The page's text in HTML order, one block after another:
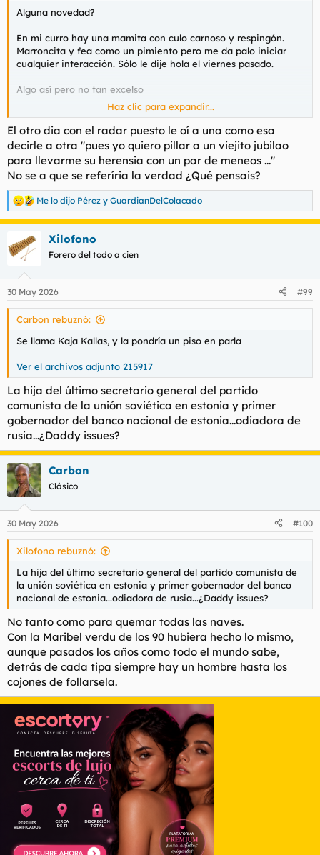
Alguna novedad?
En mi curro hay una mamita con culo carnoso y respingón.
Marroncita y fea como un pimiento pero me da palo iniciar
cualquier interacción. Sólo le dije hola el viernes pasado.
Algo así pero no tan excelso
Ver el archivos adjunto 215336
Haz clic para expandir...
El otro dia con el radar puesto le oí a una como esa
decirle a otra "pues yo quiero pillar a un viejito jubilao
para llevarme su herensia con un par de meneos ..."
No se a que se referíria la verdad ¿Qué pensais?
R
e
c
e
s
Me lo dijo Pérez y GuardianDelColacado
Xilofono
Forero del todo a cien
30 May 2026 #99
Carbon rebuznó:
Se llama Kaja Kallas, y la pondría un piso en parla
Ver el archivos adjunto 215917
La hija del último secretario general del partido
comunista de la unión soviética en estonia y primer
gobernador del banco nacional de estonia...odiadora de
rusia...¿Daddy issues?
Carbon
Clásico
30 May 2026 #100
Xilofono rebuznó:
La hija del último secretario general del partido comunista de
la unión soviética en estonia y primer gobernador del banco
nacional de estonia...odiadora de rusia...¿Daddy issues?
No tanto como para quemar todas las naves.
Con la Maribel verdu de los 90 hubiera hecho lo mismo,
aunque pasados los años como todo el mundo sabe,
detrás de cada tipa siempre hay un hombre hasta los
cojones de follarsela.